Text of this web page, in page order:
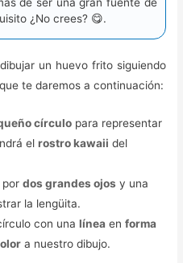
de ser una gran fuente de
¿No crees? 😋.
un huevo frito siguiendo
te daremos a continuación:
círculo para representar
elrostro kawaii del
pordos grandes ojos y una
la lengüita.
con unalínea enforma
a nuestro dibujo.